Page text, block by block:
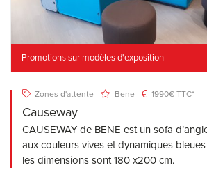
Promotions sur modèles d'exposition
Zones d'attente Bene 1990€ TTC*
Causeway
CAUSEWAY de BENE est un sofa
aux couleurs vives et dynamiques
les dimensions sont 180 x200 cm.